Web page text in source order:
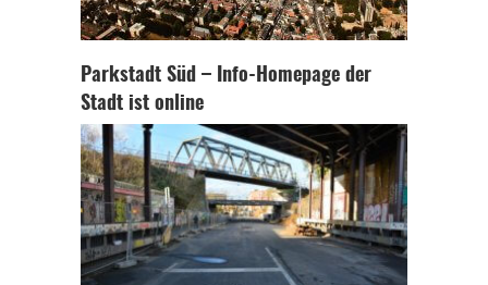
Parkstadt Süd – Info-Homepage der
Stadt ist online